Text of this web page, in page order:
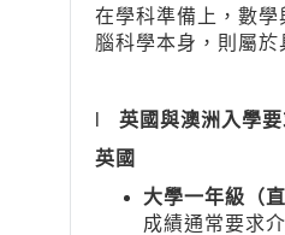
在學科準備上，數
腦科學本身，則屬於
英國與澳洲入學
英國
大學一年級（直
成績通常要求